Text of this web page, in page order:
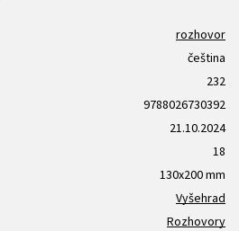
rozhovor
čeština
232
9788026730392
21.10.2024
18
130x200 mm
Vyšehrad
Rozhovory